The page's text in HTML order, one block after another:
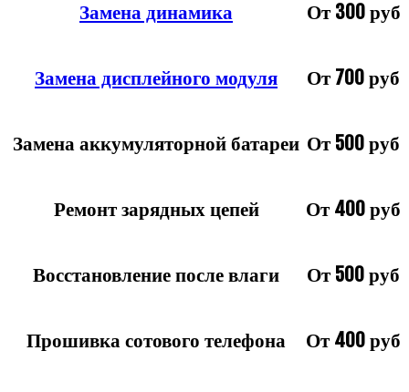
Замена динамика От 300 руб
Замена дисплейного модуля От 700 руб
Замена аккумуляторной батареи От 500 руб
Ремонт зарядных цепей От 400 руб
Восстановление после влаги От 500 руб
Прошивка сотового телефона От 400 руб